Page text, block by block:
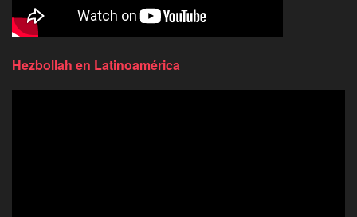
Hezbollah en Latinoamérica